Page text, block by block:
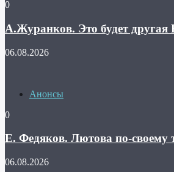
0
А.Журанков. Это будет другая
06.08.2026
Анонсы
0
Е. Федяков. Лютова по-своему
06.08.2026